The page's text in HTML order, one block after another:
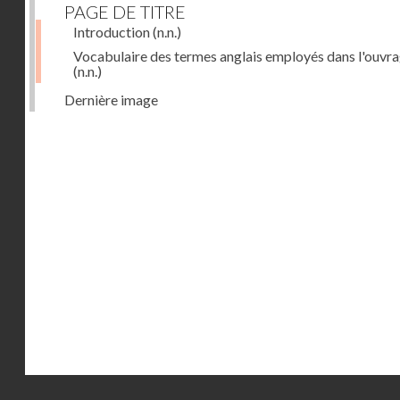
PAGE DE TITRE
Introduction(n.n.)
Vocabulaire des termes anglais employés dans
(n.n.)
Dernière image